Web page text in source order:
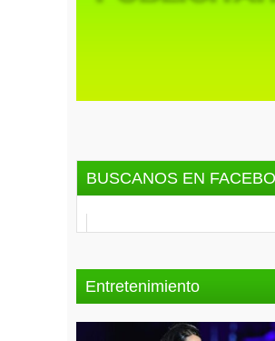
BUSCANOS EN
Entretenimiento